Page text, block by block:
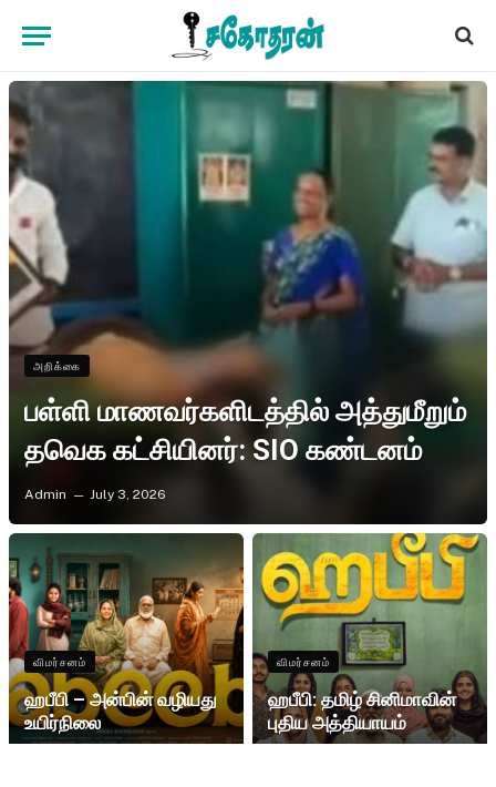
அறிக்கை
பள்ளி மாணவர்களிடத்தில் அத்துமீறும்
தவெக கட்சியினர்: SIO கண்டனம்
Admin July 3, 2026
விமர்சனம்
ஹபீபி – அன்பின் வழியது
உயிர்நிலை
விமர்சனம்
ஹபீபி: தமிழ் சினிமாவின்
புதிய அத்தியாயம்